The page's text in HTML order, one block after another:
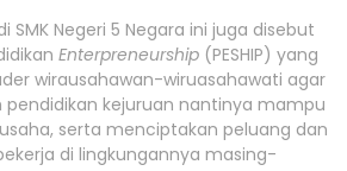
SMK Negeri 5 Negara ini juga disebut
Enterpreneurship(PESHIP) yang
wirausahawan-wiruasahawati agar
kejuruan nantinya mampu
serta menciptakan peluang dan
di lingkungannya masing-